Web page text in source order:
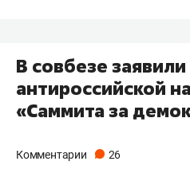
В совбезе
антироссийской
«Саммита за
Комментарии 26